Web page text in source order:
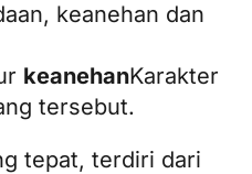
keanehan dan
keanehanKarakter
tersebut.
tepat, terdiri dari